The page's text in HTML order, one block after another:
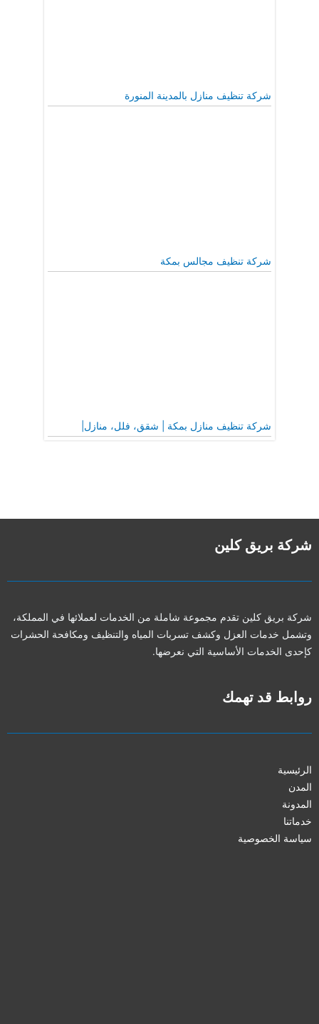
شركة تنظيف منازل بالمدينة المنورة
شركة تنظيف مجالس بمكة
شركة تنظيف منازل بمكة | شقق، فلل، منازل|
شركة بريق كلين
شركة بريق كلين تقدم مجموعة شاملة من الخدمات لعملائها في المملكة،
وتشمل خدمات العزل وكشف تسربات المياه والتنظيف ومكافحة الحشرات
كإحدى الخدمات الأساسية التي نعرضها.
روابط قد تهمك
الرئيسية
المدن
المدونة
خدماتنا
سياسة الخصوصية